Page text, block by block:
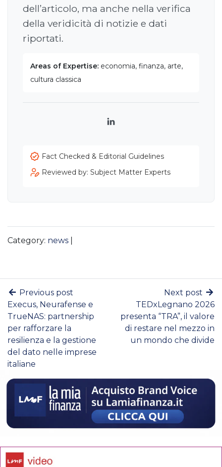
dell’articolo, ma anche nella verifica
della veridicità di notizie e dati
riportati.
Areas of Expertise: economia, finanza, arte,
cultura classica
LinkedIn
Fact Checked & Editorial Guidelines
Reviewed by: Subject Matter Experts
Category: news
Previous post
Execus, Neurafense e
TrueNAS: partnership
per rafforzare la
resilienza e la gestione
del dato nelle imprese
italiane
Next post
TEDxLegnano 2026
presenta “TRA”, il valore
di restare nel mezzo in
un mondo che divide